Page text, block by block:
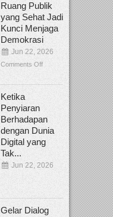
Ruang Publik
yang Sehat Jadi
Kunci Menjaga
Demokrasi
Jun 22, 2026
Comments Off
Ketika
Penyiaran
Berhadapan
dengan Dunia
Digital yang
Tak...
Jun 22, 2026
Gelar Dialog